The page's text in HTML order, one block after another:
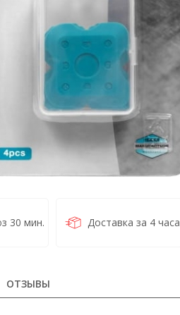
30 мин. Доставка за 4 часа
ОТЗЫВЫ